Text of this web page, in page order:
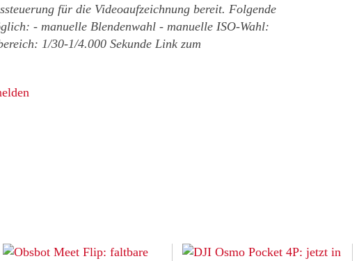
für die Videoaufzeichnung bereit. Folgende
- manuelle Blendenwahl - manuelle ISO-Wahl:
1/30-1/4.000 Sekunde Link zum